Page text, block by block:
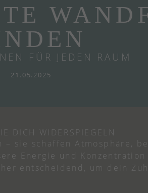
FÜR JEDEN RAUM
21.05.2025
DICH WIDERSPIEGELN
– sie schaffen Atmosphäre,
Energie und
entscheidend, um dein